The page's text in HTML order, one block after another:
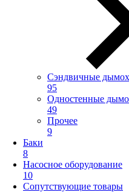
Сэндвичные
95
Одностенные
49
Прочее
9
Баки
8
Насосное оборудование
10
Сопутствующие товары